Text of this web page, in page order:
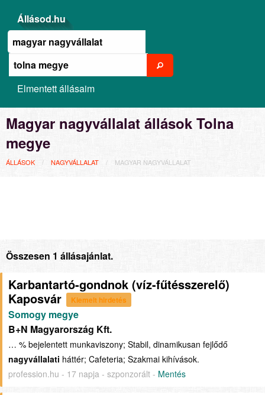
Állásod.hu
Elmentett állásaim
Magyar nagyvállalat állások Tolna
megye
ÁLLÁSOK NAGYVÁLLALAT MAGYAR NAGYVÁLLALAT
Összesen 1 állásajánlat.
Karbantartó-gondnok (víz-fűtésszerelő)
Kaposvár
Kiemelt hirdetés
Somogy megye
B+N Magyarország Kft.
… % bejelentett munkaviszony; Stabil, dinamikusan fejlődő
nagyvállalati háttér; Cafeteria; Szakmai kihívások.
profession.hu - 17 napja - szponzorált - Mentés